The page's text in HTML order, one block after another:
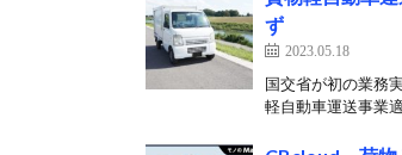
ず
2023.05.18
国交省が初の業務
軽自動車運送事業